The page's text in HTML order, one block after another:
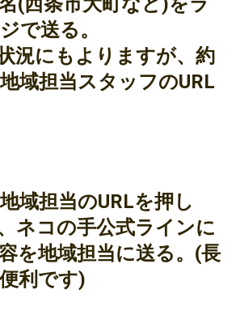
で送る。
況にもよりますが、約
域担当スタッフのURL
域担当のURLを押し
ネコの手公式ラインに
を地域担当に送る。(長
利です)